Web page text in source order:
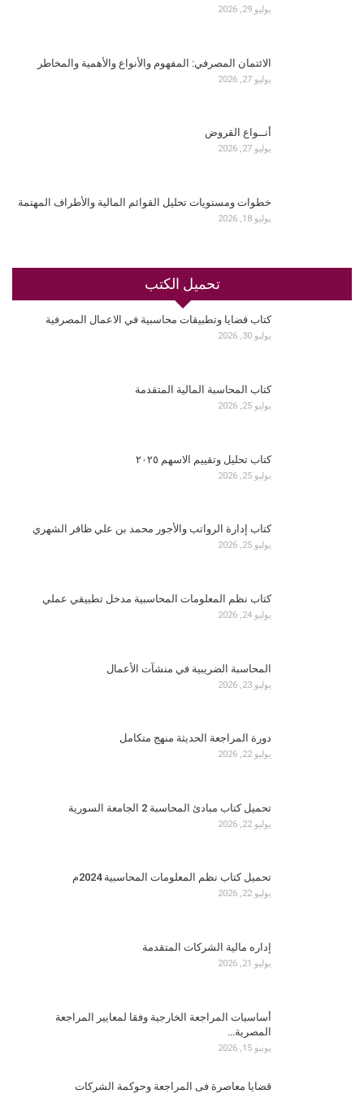
يوليو 29, 2026
الائتمان المصرفي: المفهوم والأنواع والأهمية والمخاطر
يوليو 27, 2026
أنــواع القروض
يوليو 27, 2026
خطوات ومستويات تحليل القوائم المالية والأطراف المهتمة
يوليو 18, 2026
تحميل الكتب
كتاب قضايا وتطبيقات محاسبية في الاعمال المصرفية
يوليو 30, 2026
كتاب المحاسبة المالية المتقدمة
يوليو 25, 2026
كتاب تحليل وتقييم الاسهم ٢٠٢٥
يوليو 25, 2026
كتاب إدارة الرواتب والأجور محمد بن علي ظافر الشهري
يوليو 25, 2026
كتاب نظم المعلومات المحاسبية مدخل تطبيقي عملي
يوليو 24, 2026
المحاسبة الضريبية في منشآت الأعمال
يوليو 23, 2026
دورة المراجعة الحديثة منهج متكامل
يوليو 22, 2026
تحميل كتاب مبادئ المحاسبة 2 الجامعة السورية
يوليو 22, 2026
تحميل كتاب نظم المعلومات المحاسبية 2024م
يوليو 22, 2026
إداره مالية الشركات المتقدمة
يوليو 21, 2026
أساسيات المراجعة الخارجية وفقا لمعايير المراجعة
المصرية…
يونيو 15, 2026
قضايا معاصرة فى المراجعة وحوكمة الشركات